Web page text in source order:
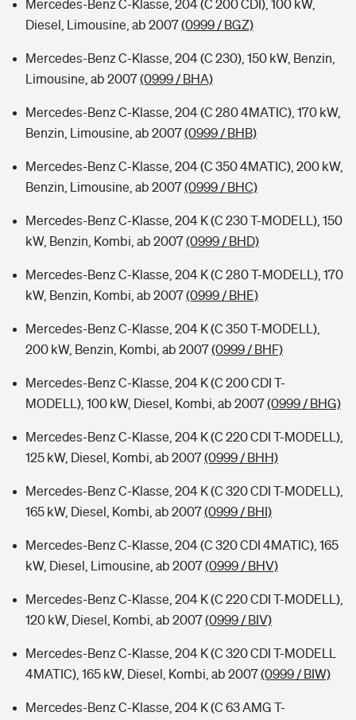
Mercedes-Benz C-Klasse, 204 (C 200 CDI), 100 kW,
Diesel, Limousine, ab 2007(0999 / BGZ)
Mercedes-Benz C-Klasse, 204 (C 230), 150 kW, Benzin,
Limousine, ab 2007(0999 / BHA)
Mercedes-Benz C-Klasse, 204 (C 280 4MATIC), 170 kW,
Benzin, Limousine, ab 2007(0999 / BHB)
Mercedes-Benz C-Klasse, 204 (C 350 4MATIC), 200 kW,
Benzin, Limousine, ab 2007(0999 / BHC)
Mercedes-Benz C-Klasse, 204 K (C 230 T-MODELL), 150
kW, Benzin, Kombi, ab 2007(0999 / BHD)
Mercedes-Benz C-Klasse, 204 K (C 280 T-MODELL), 170
kW, Benzin, Kombi, ab 2007(0999 / BHE)
Mercedes-Benz C-Klasse, 204 K (C 350 T-MODELL),
200 kW, Benzin, Kombi, ab 2007(0999 / BHF)
Mercedes-Benz C-Klasse, 204 K (C 200 CDI T-
MODELL), 100 kW, Diesel, Kombi, ab 2007(0999 / BHG)
Mercedes-Benz C-Klasse, 204 K (C 220 CDI T-MODELL),
125 kW, Diesel, Kombi, ab 2007(0999 / BHH)
Mercedes-Benz C-Klasse, 204 K (C 320 CDI T-MODELL),
165 kW, Diesel, Kombi, ab 2007(0999 / BHI)
Mercedes-Benz C-Klasse, 204 (C 320 CDI 4MATIC), 165
kW, Diesel, Limousine, ab 2007(0999 / BHV)
Mercedes-Benz C-Klasse, 204 K (C 220 CDI T-MODELL),
120 kW, Diesel, Kombi, ab 2007(0999 / BIV)
Mercedes-Benz C-Klasse, 204 K (C 320 CDI T-MODELL
4MATIC), 165 kW, Diesel, Kombi, ab 2007(0999 / BIW)
Mercedes-Benz C-Klasse, 204 K (C 63 AMG T-